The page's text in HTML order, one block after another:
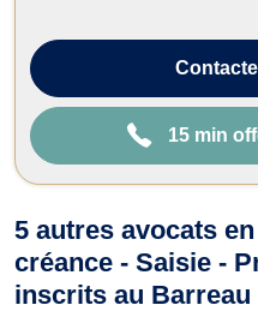
...
15 min
5 autres avocats
créance - Saisie -
inscrits au